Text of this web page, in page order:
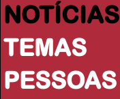
NOTÍCIAS
TEMAS
PESSOAS